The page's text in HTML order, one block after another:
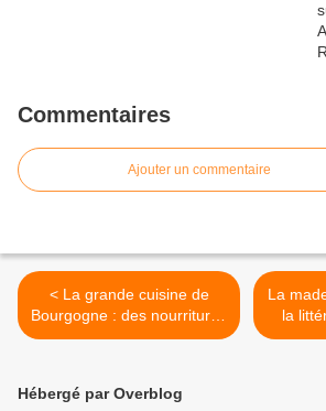
Commentaires
Ajouter un commentaire
< La grande cuisine de
Bourgogne : des nourritures
paysannes à « l’Espérance
La
la
Hébergé par Overblog